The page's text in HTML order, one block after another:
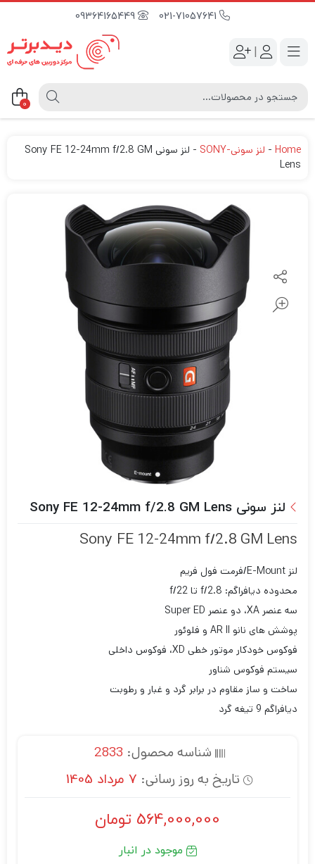
09364165449
|
0
Home
- لنز سونی-SONY -
لنز سونی Sony FE 12-24mm f/2.8 GM
Lens
لنز سونی Sony FE 12-24mm f/2.8 GM Lens
Sony FE 12-24mm f/2.8 GM Lens
لنز E-Mount/فرمت فول فریم
محدوده دیافراگم: f/2.8 تا f/22
سه عنصر XA، دو عنصر Super ED
پوشش های نانو AR II و فلوئور
فوکوس خودکار موتور خطی XD، فوکوس داخلی
سیستم فوکوس شناور
ساخت و ساز مقاوم در برابر گرد و غبار و رطوبت
دیافراگم 9 تیغه گرد
شناسه محصول: 2833
تاریخ به روز رسانی: 7 مرداد 1405
564,000,000 تومان
موجود در انبار